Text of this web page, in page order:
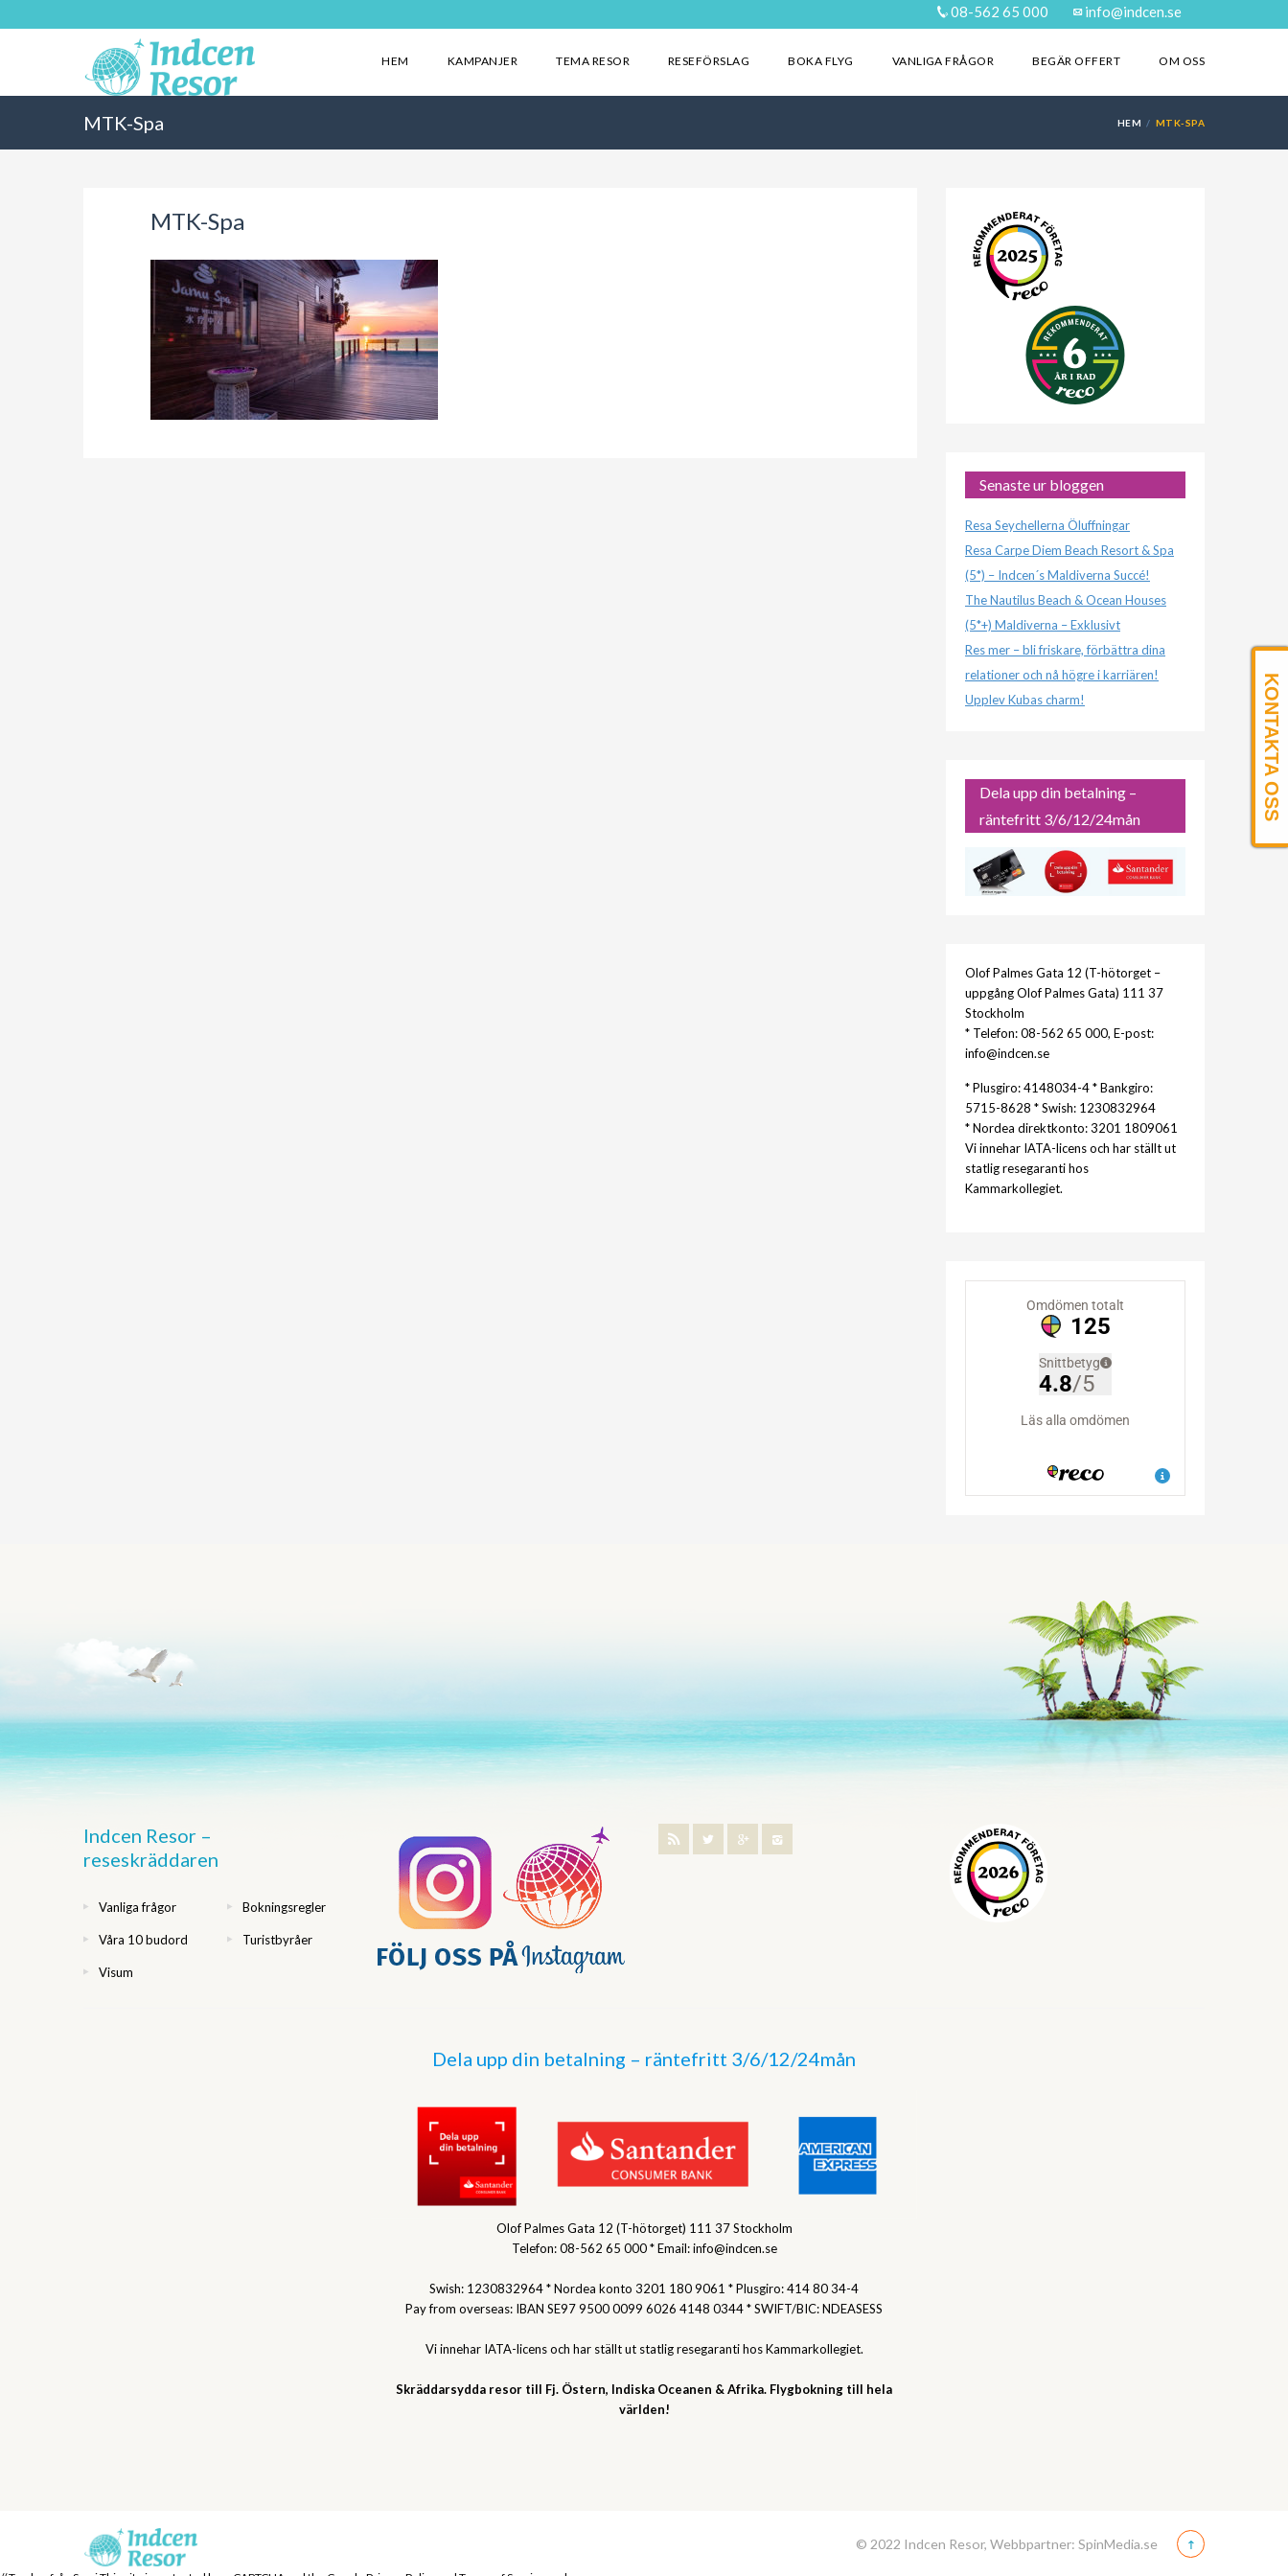
08-562 65 000 info@indcen.se
HEM KAMPANJER TEMA RESOR RESEFÖRSLAG BOKA FLYG VANLIGA FRÅGOR BEGÄR OFFERT OM OSS
MTK-Spa HEM MTK-SPA
MTK-Spa
Senaste ur bloggen
Resa Seychellerna Öluffningar
Resa Carpe Diem Beach Resort & Spa
(5*) – Indcen´s Maldiverna Succé!
The Nautilus Beach & Ocean Houses
(5*+) Maldiverna – Exklusivt
Res mer – bli friskare, förbättra dina
relationer och nå högre i karriären!
Upplev Kubas charm!
Dela upp din betalning –
räntefritt 3/6/12/24mån
Olof Palmes Gata 12 (T-hötorget –
uppgång Olof Palmes Gata) 111 37
Stockholm
* Telefon: 08-562 65 000, E-post:
info@indcen.se
* Plusgiro: 4148034-4 * Bankgiro:
5715-8628 * Swish: 1230832964
* Nordea direktkonto: 3201 1809061
Vi innehar IATA-licens och har ställt ut
statlig resegaranti hos
Kammarkollegiet.
Indcen Resor –
reseskräddaren
Vanliga frågor Bokningsregler
Våra 10 budord Turistbyråer
Visum
Dela upp din betalning – räntefritt 3/6/12/24mån
Olof Palmes Gata 12 (T-hötorget) 111 37 Stockholm
Telefon: 08-562 65 000 * Email: info@indcen.se
Swish: 1230832964 * Nordea konto 3201 180 9061 * Plusgiro: 414 80 34-4
Pay from overseas: IBAN SE97 9500 0099 6026 4148 0344 * SWIFT/BIC: NDEASESS
Vi innehar IATA-licens och har ställt ut statlig resegaranti hos Kammarkollegiet.
Skräddarsydda resor till Fj. Östern, Indiska Oceanen & Afrika. Flygbokning till hela
världen!
© 2022 Indcen Resor, Webbpartner: SpinMedia.se
KONTAKTA OSS